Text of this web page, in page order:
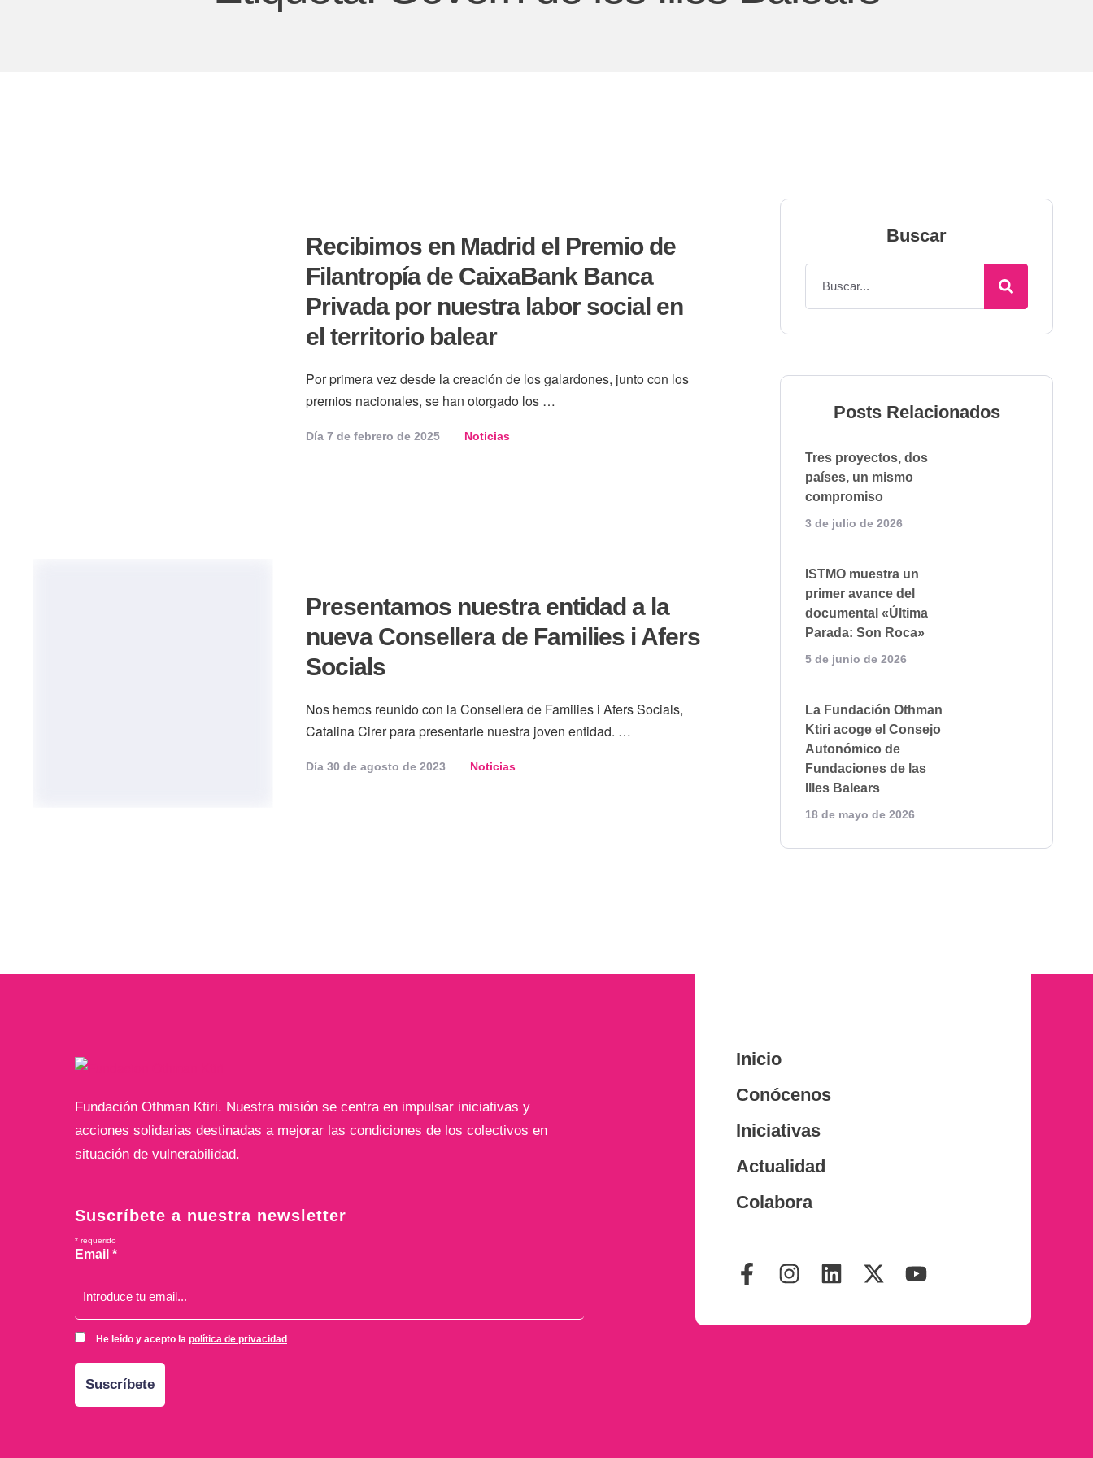
Recibimos en Madrid el Premio de
Filantropía de CaixaBank Banca
Privada por nuestra labor social en
el territorio balear
Por primera vez desde la creación de los galardones, junto con los
premios nacionales, se han otorgado los …
Día 7 de febrero de 2025 Noticias
Presentamos nuestra entidad a la
nueva Consellera de Families i Afers
Socials
Nos hemos reunido con la Consellera de Families i Afers Socials,
Catalina Cirer para presentarle nuestra joven entidad. …
Día 30 de agosto de 2023 Noticias
Buscar
Posts Relacionados
Tres proyectos, dos
países, un mismo
compromiso
3 de julio de 2026
ISTMO muestra un
primer avance del
documental «Última
Parada: Son Roca»
5 de junio de 2026
La Fundación Othman
Ktiri acoge el Consejo
Autonómico de
Fundaciones de las
Illes Balears
18 de mayo de 2026
Fundación Othman Ktiri. Nuestra misión se centra en impulsar iniciativas y
acciones solidarias destinadas a mejorar las condiciones de los colectivos en
situación de vulnerabilidad.
Suscríbete a nuestra newsletter
* requerido
Email *
He leído y acepto la política de privacidad
Inicio
Conócenos
Iniciativas
Actualidad
Colabora